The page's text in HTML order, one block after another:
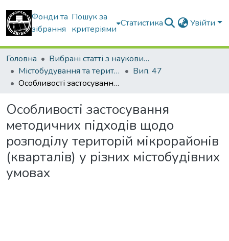
Фонди та
зібрання
Пошук за
критеріями
Статистика Увійти
Головна
Вибрані статті з наукових збірників КНУБА
Містобудування та територіальне планування
Вип. 47
Особливості застосування методичних підходів щодо розподілу територій мікрорайонів (кварталів) у різних містобудівних умовах
Особливості застосування
методичних підходів щодо
розподілу територій мікрорайонів
(кварталів) у різних містобудівних
умовах